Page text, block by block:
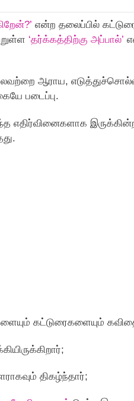
என்ற தலைப்பில்
‘தர்க்கத்திற்கு அப்பால்’
ஆராய,
படைப்பு.
எதிர்வினைகளாக
கட்டுரைகளையும்
திகழ்ந்தார்;